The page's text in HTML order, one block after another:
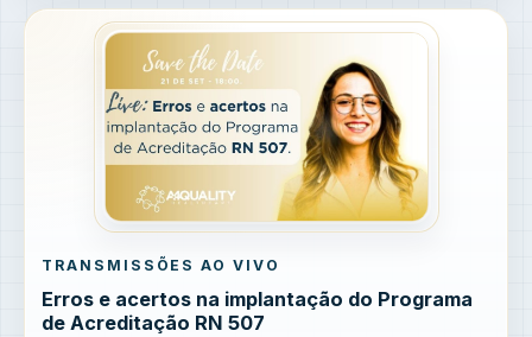
TRANSMISSÕES AO VIVO
Erros e acertos na implantação do Programa
de Acreditação RN 507